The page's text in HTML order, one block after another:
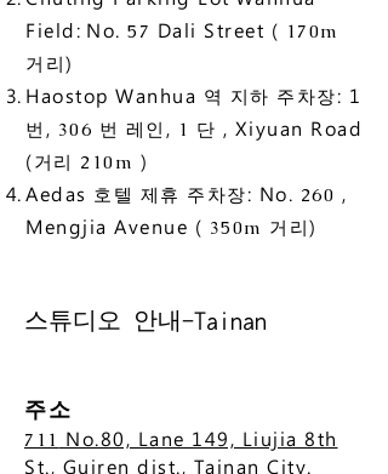
Field: No. 57 Dali Street ( 170m
거리)
Haostop Wanhua 역 지하 주차장: 1
번, 306 번 레인, 1 단 , Xiyuan Road
(거리 210m )
Aedas 호텔 제휴 주차장: No. 260 ,
Mengjia Avenue ( 350m 거리)
스튜디오 안내-Tainan
주소
711 No.80, Lane 149, Liujia 8th
St., Guiren dist., Tainan City.